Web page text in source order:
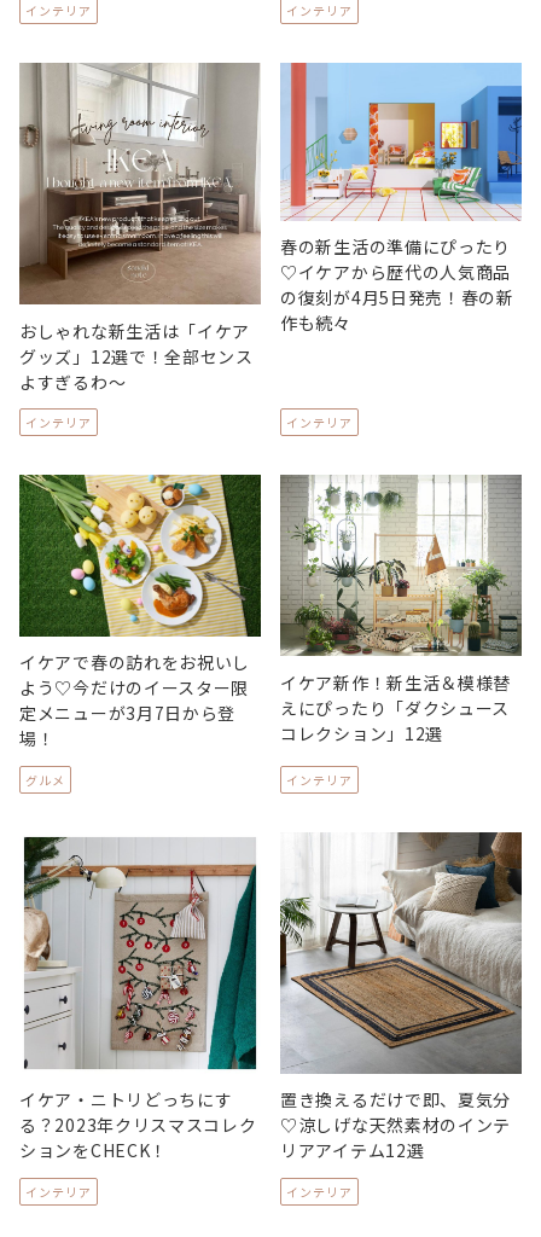
インテリア インテリア
おしゃれな新生活は「イケア
グッズ」12選で！全部センス
よすぎるわ～
インテリア
春の新生活の準備にぴったり
♡イケアから歴代の人気商品
の復刻が4月5日発売！春の新
作も続々
インテリア
イケアで春の訪れをお祝いし
よう♡今だけのイースター限
定メニューが3月7日から登
場！
グルメ
イケア新作！新生活＆模様替
えにぴったり「ダクシュース
コレクション」12選
インテリア
イケア・ニトリどっちにす
る？2023年クリスマスコレク
ションをCHECK！
インテリア
置き換えるだけで即、夏気分
♡涼しげな天然素材のインテ
リアアイテム12選
インテリア